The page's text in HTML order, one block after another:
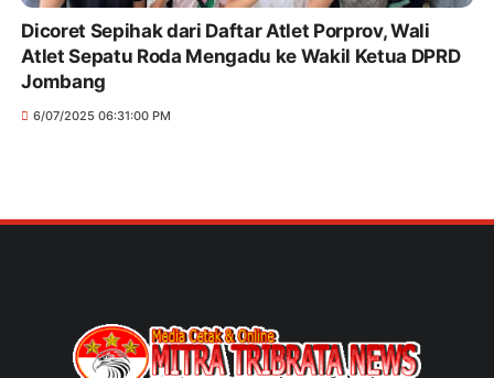
Dicoret Sepihak dari Daftar Atlet Porprov, Wali
Atlet Sepatu Roda Mengadu ke Wakil Ketua DPRD
Jombang
6/07/2025 06:31:00 PM